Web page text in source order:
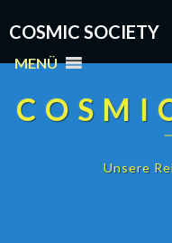
COSMIC SOCIETY
MENÜ
Unsere